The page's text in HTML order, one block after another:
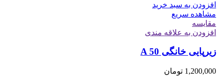
افزودن به سبد خرید
مشاهده سریع
مقایسه
افزودن به علاقه مندی
زیرپایی خانگی A 50
1,200,000 تومان